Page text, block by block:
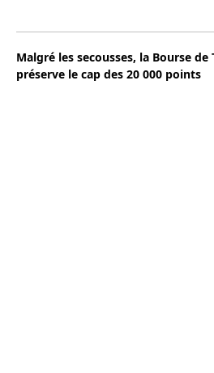
Malgré les secousses, la Bourse de
préserve le cap des 20 000 points